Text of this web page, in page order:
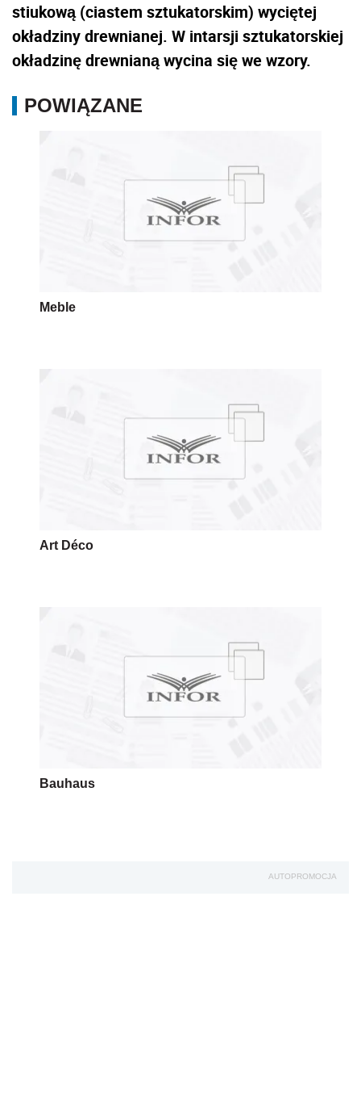
stiukową (ciastem sztukatorskim) wyciętej
okładziny drewnianej. W intarsji sztukatorskiej
okładzinę drewnianą wycina się we wzory.
POWIĄZANE
Meble
Art Déco
Bauhaus
AUTOPROMOCJA